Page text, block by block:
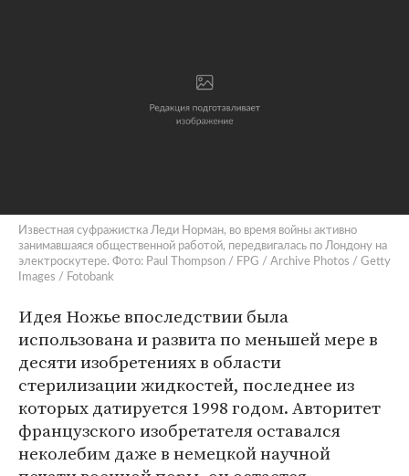
Известная суфражистка Леди Норман, во время войны активно
занимавшаяся общественной работой, передвигалась по Лондону на
электроскутере. Фото: Paul Thompson / FPG / Archive Photos / Getty
Images / Fotobank
Идея Ножье впоследствии была
использована и развита по меньшей мере в
десяти изобретениях в области
стерилизации жидкостей, последнее из
которых датируется 1998 годом. Авторитет
французского изобретателя оставался
неколебим даже в немецкой научной